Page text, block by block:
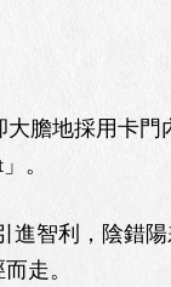
膽地採用卡門
。
智利，陰錯
走。